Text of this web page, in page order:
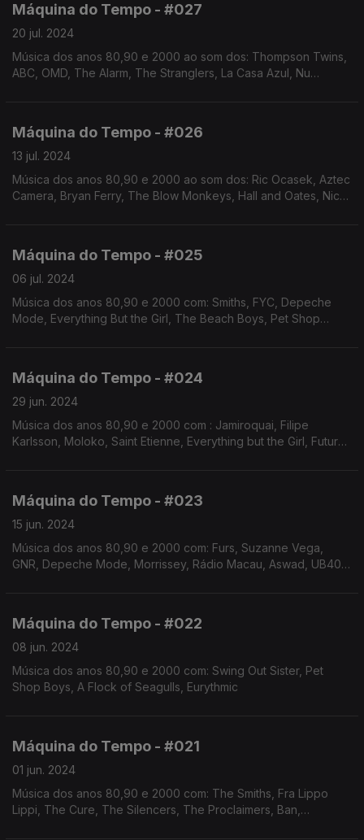
Máquina do Tempo - #027
20 jul. 2024
Música dos anos 80,90 e 2000 ao som dos: Thompson Twins,
ABC, OMD, The Alarm, The Stranglers, La Casa Azul, Nu
Máquina do Tempo - #026
13 jul. 2024
Música dos anos 80,90 e 2000 ao som dos: Ric Ocasek, Aztec
Camera, Bryan Ferry, The Blow Monkeys, Hall and Oates, Nick
Máquina do Tempo - #025
06 jul. 2024
Música dos anos 80,90 e 2000 com: Smiths, FYC, Depeche
Mode, Everything But the Girl, The Beach Boys, Pet Shop
Máquina do Tempo - #024
29 jun. 2024
Música dos anos 80,90 e 2000 com : Jamiroquai, Filipe
Karlsson, Moloko, Saint Etienne, Everything but the Girl, Future
Máquina do Tempo - #023
15 jun. 2024
Música dos anos 80,90 e 2000 com: Furs, Suzanne Vega,
GNR, Depeche Mode, Morrissey, Rádio Macau, Aswad, UB40,
Máquina do Tempo - #022
08 jun. 2024
Música dos anos 80,90 e 2000 com: Swing Out Sister, Pet
Shop Boys, A Flock of Seagulls, Eurythmic
Máquina do Tempo - #021
01 jun. 2024
Música dos anos 80,90 e 2000 com: The Smiths, Fra Lippo
Lippi, The Cure, The Silencers, The Proclaimers, Ban,